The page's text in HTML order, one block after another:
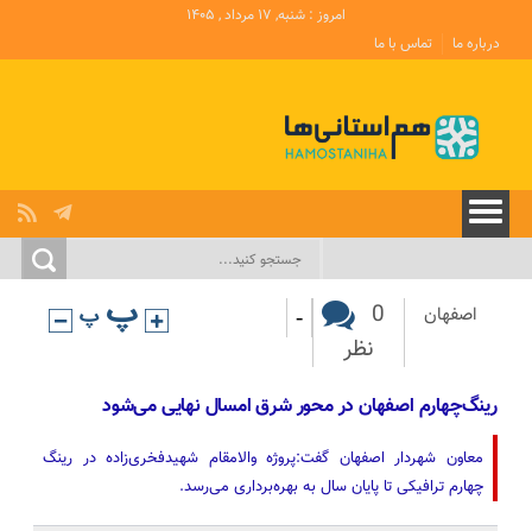
امروز : شنبه, ۱۷ مرداد , ۱۴۰۵
درباره ما
تماس با ما
اصفهان
0
نظر
-
رینگ‌چهارم اصفهان در محور شرق امسال نهایی می‌شود
معاون شهردار اصفهان گفت:پروژه والامقام شهیدفخری‌زاده در رینگ
چهارم ترافیکی تا پایان سال به بهره‌برداری می‌رسد.